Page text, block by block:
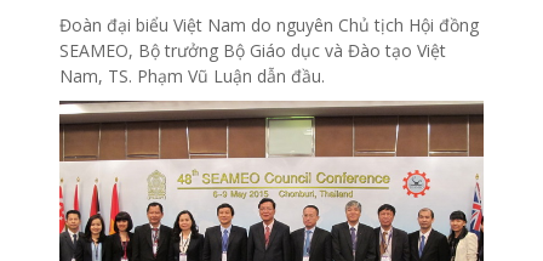
Đoàn đại biểu Việt Nam do nguyên Chủ tịch Hội đồng
SEAMEO, Bộ trưởng Bộ Giáo dục và Đào tạo Việt
Nam, TS. Phạm Vũ Luận dẫn đầu.